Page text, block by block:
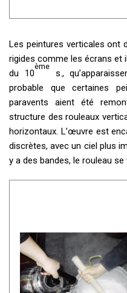
Les peintures verticales ont
rigides comme les écrans et
du 10
ème
s.,
probable que certaines
paravents aient été
structure des rouleaux
horizontaux. L’œuvre est
discrètes, avec un ciel plus
y a des bandes, le rouleau